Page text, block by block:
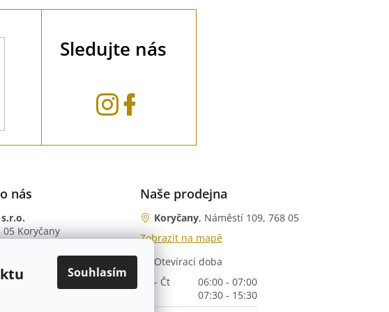
Souhlasím
Sledujte nás
nás
05 Koryčany
2010 (Fio banka)
Naše prodejna
Koryčany, Náměstí 109, 768 05
Zobrazit na mapě
Otevírací doba
Po - Čt
06:00 - 07:00
07:30 - 15:30